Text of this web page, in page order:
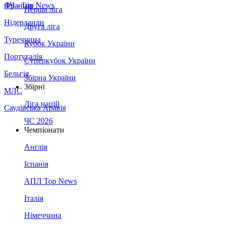
Франція
Нідерланди
Туреччина
Португалія
Бельгія
МЛС
Саудівська Аравія
ЛЧ - Top News
Перша ліга
Друга ліга
Кубок України
Суперкубок України
Збірна України
Збірні
Ліга націй
ЧС 2026
Чемпіонати
Англія
Іспанія
АПЛ Top News
Італія
Німеччина